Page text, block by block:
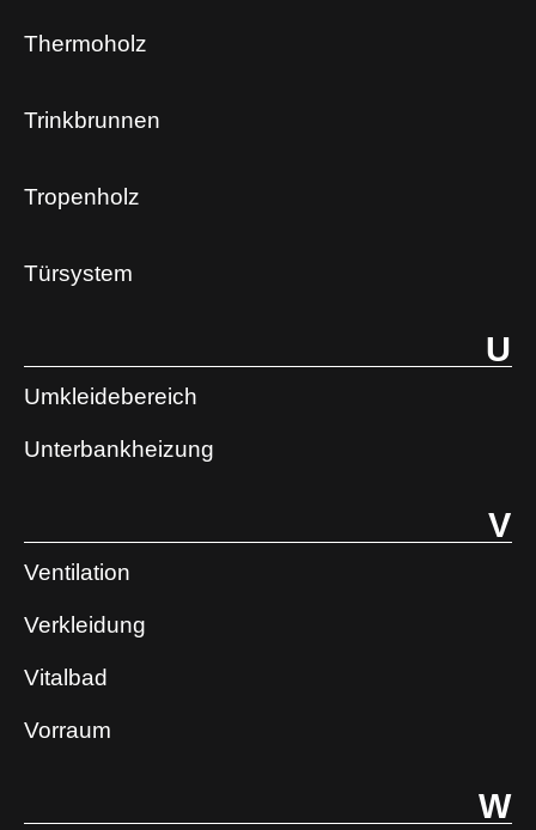
Thermoholz
Trinkbrunnen
Tropenholz
Türsystem
U
Umkleidebereich
Unterbankheizung
V
Ventilation
Verkleidung
Vitalbad
Vorraum
W